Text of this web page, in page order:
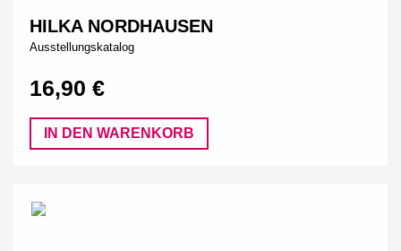
HILKA NORDHAUSEN
Ausstellungskatalog
16,90 €
IN DEN WARENKORB